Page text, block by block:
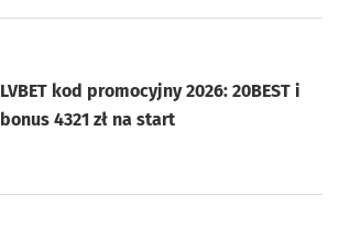
LVBET kod promocyjny 2026: 20BEST i
bonus 4321 zł na start